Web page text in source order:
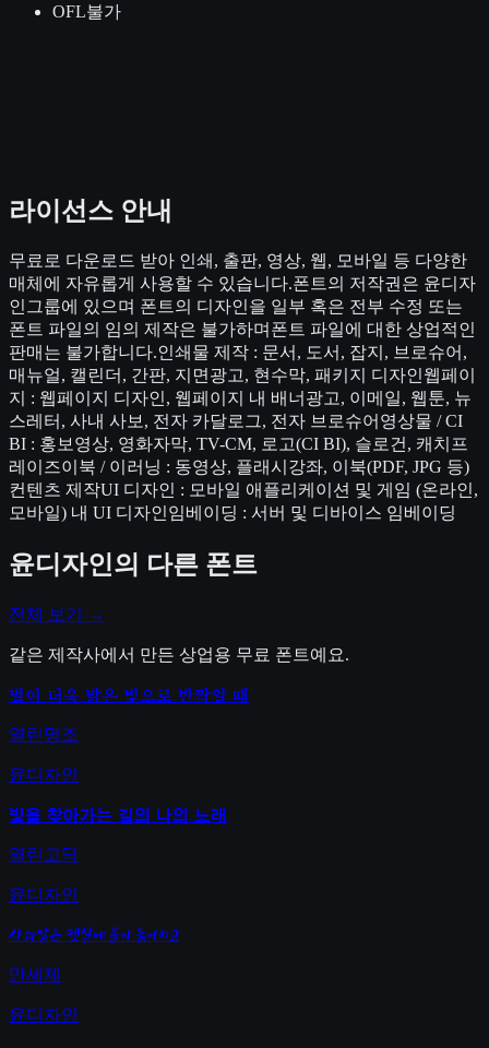
OFL불가
라이선스 안내
무료로 다운로드 받아 인쇄, 출판, 영상, 웹, 모바일 등 다양한
매체에 자유롭게 사용할 수 있습니다.폰트의 저작권은 윤디자
인그룹에 있으며 폰트의 디자인을 일부 혹은 전부 수정 또는
폰트 파일의 임의 제작은 불가하며폰트 파일에 대한 상업적인
판매는 불가합니다.인쇄물 제작 : 문서, 도서, 잡지, 브로슈어,
매뉴얼, 캘린더, 간판, 지면광고, 현수막, 패키지 디자인웹페이
지 : 웹페이지 디자인, 웹페이지 내 배너광고, 이메일, 웹툰, 뉴
스레터, 사내 사보, 전자 카달로그, 전자 브로슈어영상물 / CI
BI : 홍보영상, 영화자막, TV-CM, 로고(CI BI), 슬로건, 캐치프
레이즈이북 / 이러닝 : 동영상, 플래시강좌, 이북(PDF, JPG 등)
컨텐츠 제작UI 디자인 : 모바일 애플리케이션 및 게임 (온라인,
모바일) 내 UI 디자인임베이딩 : 서버 및 디바이스 임베이딩
윤디자인의 다른 폰트
전체 보기 →
같은 제작사에서 만든 상업용 무료 폰트예요.
별이 더욱 밝은 빛으로 반짝일 때
열린명조
윤디자인
빛을 찾아가는 길의 나의 노래
열린고딕
윤디자인
사과알은 햇살에 볼이 붉어지고
만세체
윤디자인